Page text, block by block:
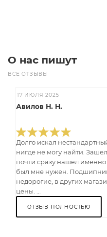
О нас пишут
ВСЕ ОТЗЫВЫ
17 ИЮЛЯ 2025
Авилов Н. Н.
Долго искал
нигде не могу найти.
почти сразу нашел
был мне нужен.
недорогие, в других
цены. ...
ОТЗЫВ ПОЛНОСТЬЮ